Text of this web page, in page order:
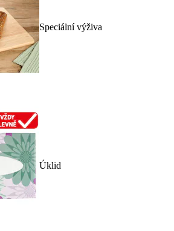
Speciální výživa
Úklid